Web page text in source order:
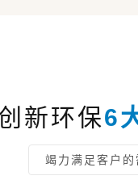
新环保6
竭力满足客户